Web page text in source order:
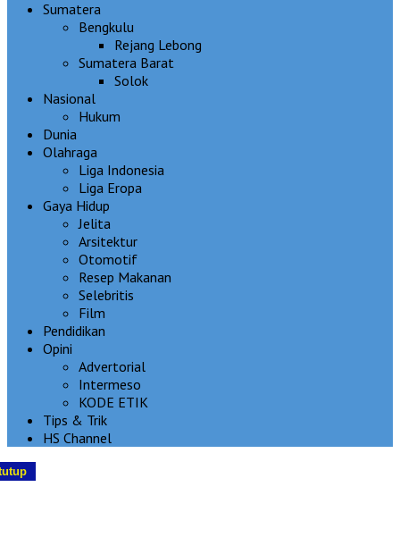
Sumatera
Bengkulu
Rejang Lebong
Sumatera Barat
Solok
Nasional
Hukum
Dunia
Olahraga
Liga Indonesia
Liga Eropa
Gaya Hidup
Jelita
Arsitektur
Otomotif
Resep Makanan
Selebritis
Film
Pendidikan
Opini
Advertorial
Intermeso
KODE ETIK
Tips & Trik
HS Channel